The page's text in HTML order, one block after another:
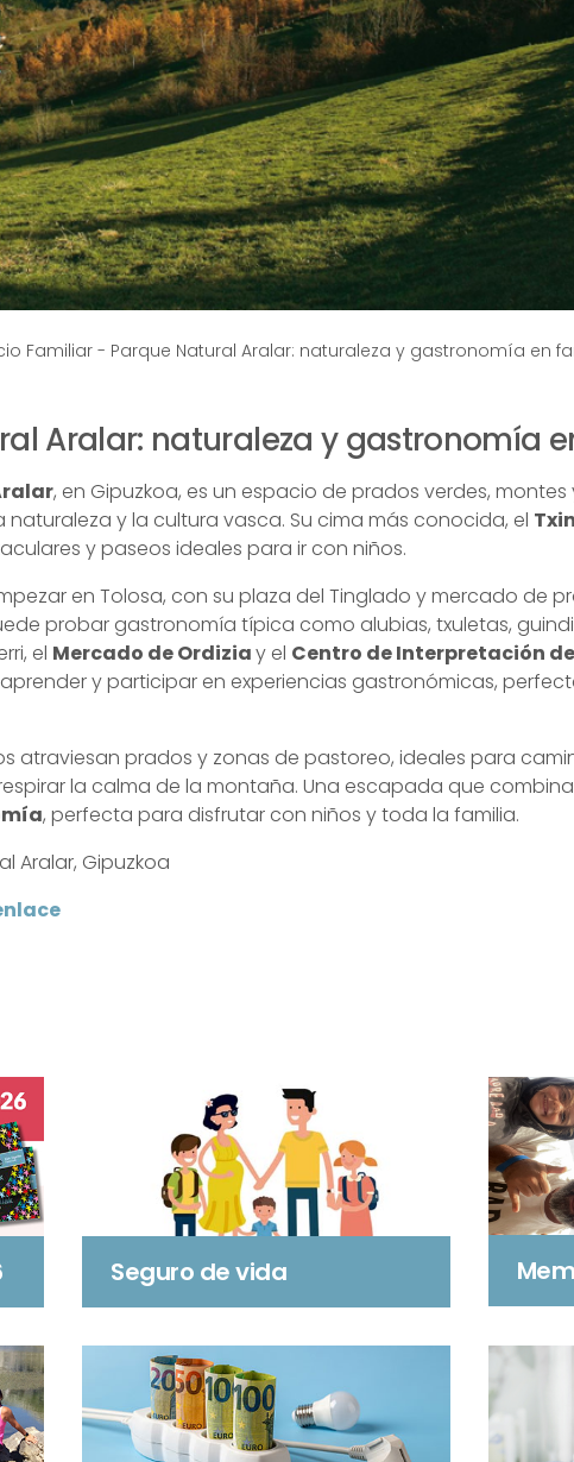
Familiar - Parque Natural Aralar: naturaleza y gastronomía en
Aralar: naturaleza y gastronomía
, en Gipuzkoa, es un espacio de prados verdes, montes
y la cultura vasca. Su cima más conocida, el
y paseos ideales para ir con niños.
en Tolosa, con su plaza del Tinglado y mercado de
probar gastronomía típica como alubias, txuletas,
el Mercado de Ordiziay el Centro de Interpretación
y participar en experiencias gastronómicas,
atraviesan prados y zonas de pastoreo, ideales para
la calma de la montaña. Una escapada que combina
, perfecta para disfrutar con niños y toda la familia.
Aralar, Gipuzkoa
Seguro de vida